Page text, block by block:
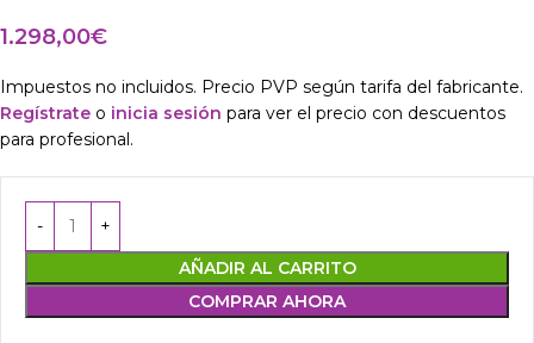
1.298,00€
Impuestos no incluidos. Precio PVP según tarifa del fabricante.
Regístrate o inicia sesión para ver el precio con descuentos
para profesional.
AÑADIR AL CARRITO
COMPRAR AHORA